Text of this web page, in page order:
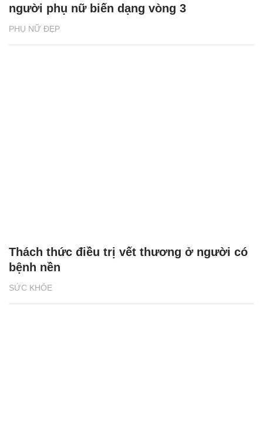
PHỤ NỮ ĐẸP
người phụ nữ biến dạng vòng 3
SỨC KHỎE
Thách thức điều trị vết thương ở người có
bệnh nền